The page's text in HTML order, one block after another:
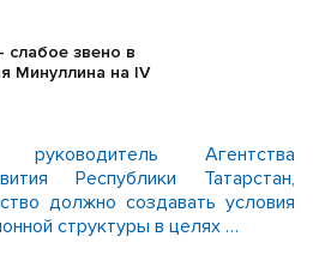
слабое звено в
Минуллина на IV
Агентства
Республики Татарстан,
должно создавать условия
структуры в целях …